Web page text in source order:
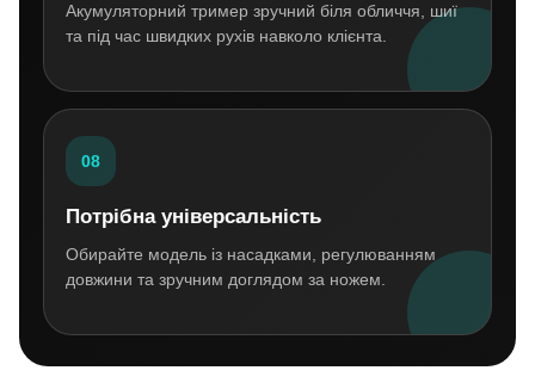
Акумуляторний тример зручний біля обличчя, шиї
та під час швидких рухів навколо клієнта.
08
Потрібна універсальність
Обирайте модель із насадками, регулюванням
довжини та зручним доглядом за ножем.